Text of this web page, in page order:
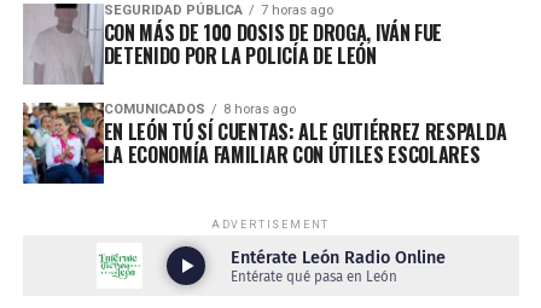
SEGURIDAD PÚBLICA 7 horas ago
CON MÁS DE 100 DOSIS DE DROGA, IVÁN FUE
DETENIDO POR LA POLICÍA DE LEÓN
COMUNICADOS 8 horas ago
EN LEÓN TÚ SÍ CUENTAS: ALE GUTIÉRREZ RESPALDA
LA ECONOMÍA FAMILIAR CON ÚTILES ESCOLARES
ADVERTISEMENT